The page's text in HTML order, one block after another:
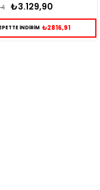
₺3.015,88
₺3.865,67
SEPETTE İNDİRİM ₺2714,29